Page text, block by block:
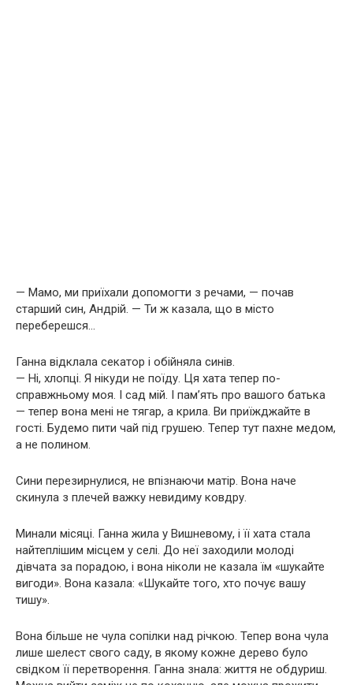
— Мамо, ми приїхали допомогти з речами, — почав
старший син, Андрій. — Ти ж казала, що в місто
переберешся…
Ганна відклала секатор і обійняла синів.
— Ні, хлопці. Я нікуди не поїду. Ця хата тепер по-
справжньому моя. І сад мій. І пам’ять про вашого батька
— тепер вона мені не тягар, а крила. Ви приїжджайте в
гості. Будемо пити чай під грушею. Тепер тут пахне медом,
а не полином.
Сини перезирнулися, не впізнаючи матір. Вона наче
скинула з плечей важку невидиму ковдру.
Минали місяці. Ганна жила у Вишневому, і її хата стала
найтеплішим місцем у селі. До неї заходили молоді
дівчата за порадою, і вона ніколи не казала їм «шукайте
вигоди». Вона казала: «Шукайте того, хто почує вашу
тишу».
Вона більше не чула сопілки над річкою. Тепер вона чула
лише шелест свого саду, в якому кожне дерево було
свідком її перетворення. Ганна знала: життя не обдуриш.